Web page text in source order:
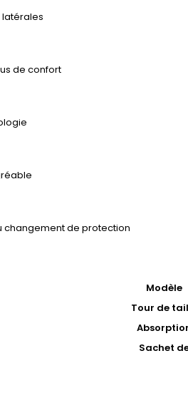
latérales
de confort
changement de protection
Modèle
Tour de
Sachet